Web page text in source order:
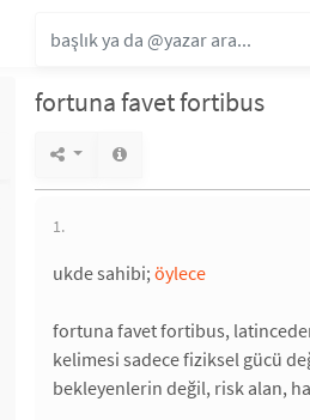
fortuna favet fortibus
1.
ukde sahibi;öylece
fortuna favet fortibus,
kelimesi sadece fiziksel gücü
bekleyenlerin değil, risk alan,